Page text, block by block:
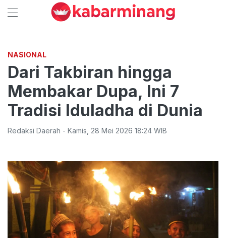
NASIONAL
Dari Takbiran hingga
Membakar Dupa, Ini 7
Tradisi Iduladha di Dunia
Redaksi Daerah - Kamis 28 Mei 2026 18:24 WIB